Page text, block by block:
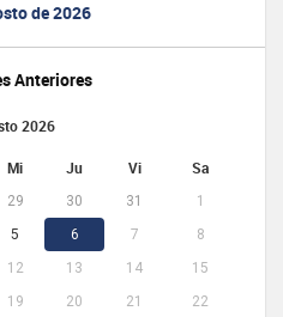
de 2026
Anteriores
2026
Mi Ju Vi Sa
29 30 31
1
5 6 7
8
12 13 14
15
19 20 21
22